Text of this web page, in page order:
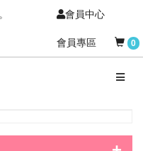
會員中心
會員專區 0